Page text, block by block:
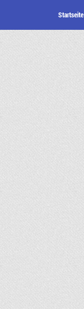
Zum
Seiteninhalt
Startseite